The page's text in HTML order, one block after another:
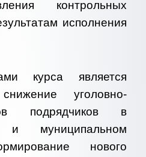
контрольных
исполнения
курса является
уголовно-
подрядчиков в
и муниципальном
нового